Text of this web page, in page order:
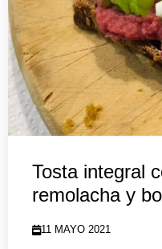
Tosta integral
remolacha y
11 MAYO 2021